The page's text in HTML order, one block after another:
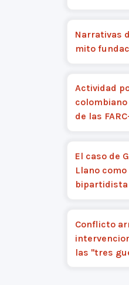
Narrativas
mito
Actividad
colombiano
de las
El caso de
Llano
Conflicto
las "tres